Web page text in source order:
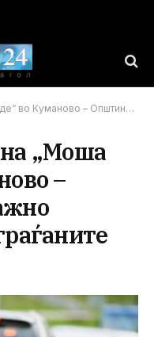
со важно известување за граѓаните
„Моша
–